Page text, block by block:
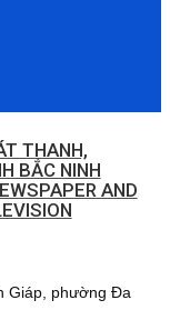
THANH,
BẮC NINH
AND
Giáp, phường Đa